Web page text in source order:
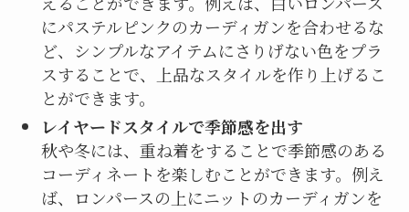
にパステルピンクのカーディガンを合わせるな
ど、シンプルなアイテムにさりげない色をプラ
スすることで、上品なスタイルを作り上げるこ
とができます。
レイヤードスタイルで季節感を出す
秋や冬には、重ね着をすることで季節感のある
コーディネートを楽しむことができます。例え
ば、ロンパースの上にニットのカーディガンを